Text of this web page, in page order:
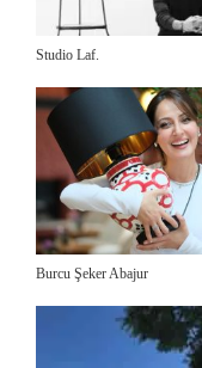
Studio Laf.
Burcu Şeker Abajur